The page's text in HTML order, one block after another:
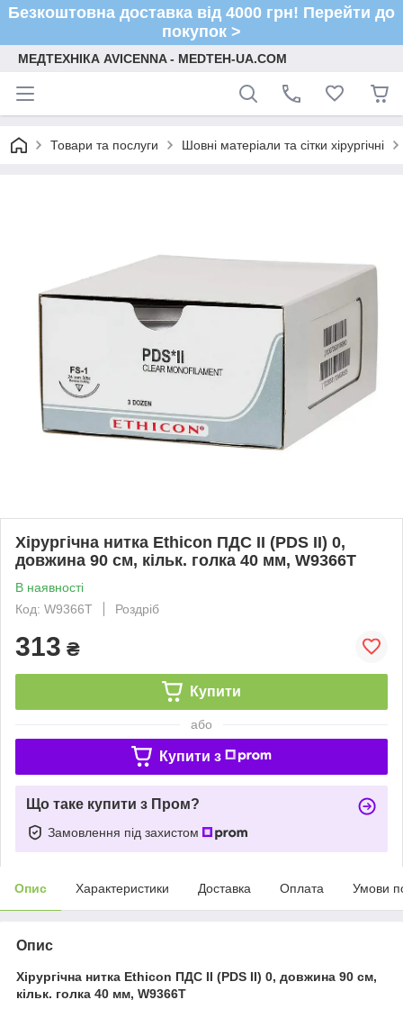
Безкоштовна доставка від 4000 грн! Перейти до
покупок >
МЕДТЕХНІКА AVICENNA - MEDTEH-UA.COM
Товари та послуги Шовні матеріали та сітки хірургічні
Хірургічна нитка Ethicon ПДС II (PDS II) 0,
довжина 90 см, кільк. голка 40 мм, W9366T
В наявності
Код: W9366T
Роздріб
313 ₴
Купити
або
Купити з
Що таке купити з Пром?
Замовлення під захистом
Опис Характеристики Доставка Оплата Умови
Опис
Хірургічна нитка Ethicon ПДС II (PDS II) 0, довжина 90 см,
кільк. голка 40 мм, W9366T